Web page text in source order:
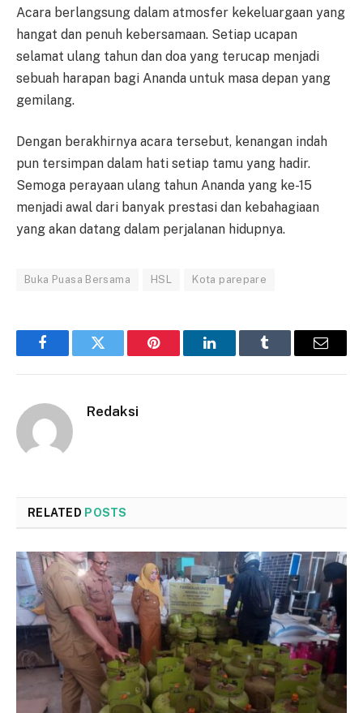
Acara berlangsung dalam atmosfer kekeluargaan yang
hangat dan penuh kebersamaan. Setiap ucapan
selamat ulang tahun dan doa yang terucap menjadi
sebuah harapan bagi Ananda untuk masa depan yang
gemilang.
Dengan berakhirnya acara tersebut, kenangan indah
pun tersimpan dalam hati setiap tamu yang hadir.
Semoga perayaan ulang tahun Ananda yang ke-15
menjadi awal dari banyak prestasi dan kebahagiaan
yang akan datang dalam perjalanan hidupnya.
Buka Puasa Bersama HSL Kota parepare
FacebookTwitter Pinterest LinkedInTumblr Email
Redaksi
RELATED POSTS